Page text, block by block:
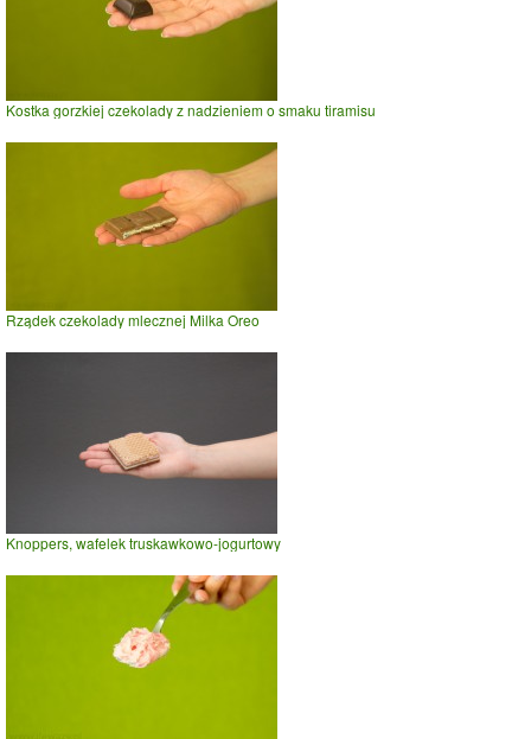
Kostka gorzkiej czekolady z nadzieniem o smaku tiramisu
Rządek czekolady mlecznej Milka Oreo
Knoppers, wafelek truskawkowo-jogurtowy